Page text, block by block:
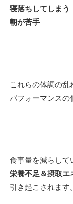
寝落ちしてしまう
朝が苦手
これらの体調の乱
パフォーマンスの
食事量を減らして
栄養不足＆摂取エ
引き起こされます。